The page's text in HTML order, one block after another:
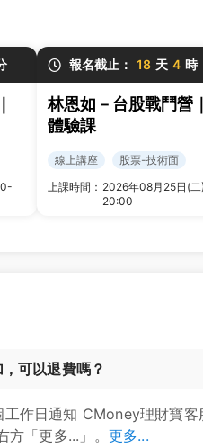
報名截止： 18 天 4 時
林恩如－台股戰鬥營
體驗課
線上講座
股票-技術面
上課時間： 2026年08月25日(
20:00
可以退費嗎？
作日通知 CMoney理財寶客
「更多...」。 更多...